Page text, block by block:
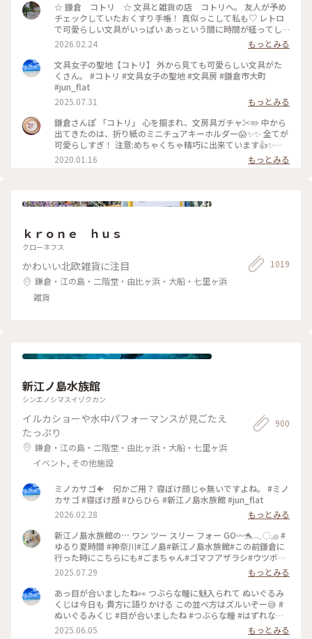
☆ 鎌倉 コトリ ☆ 文具と雑貨の店 コトリへ。 友人が予め
チェックしていたおくすり手帳！ 真似っこして私も♡ レトロ
で可愛らしい文具がいっぱい あっという間に時間が経ってし
まいます。 そして懲りずにまた、小さいファイルを買ってしま
った‥ #文具 #雑貨 #鎌倉 #鎌倉コトリ
2026.02.24
もっとみる
文具女子の聖地【コトリ】 外から見ても可愛らしい文具がた
くさん。 #コトリ #文具女子の聖地 #文具房 #鎌倉市大町
#jun_flat
2025.07.31
もっとみる
鎌倉さんぽ 「コトリ」 心を掴まれ、文房具ガチャ✂️✏️ 中から
出てきたのは、折り紙のミニチュアキーホルダー😱✨✨ 全てが
可愛らしすぎ！ 注意:めちゃくちゃ精巧に出来ています👍✨
集めたくなるやつです…笑。 #鎌倉#コトリ#ガチャガチャ#折
り紙
2020.01.16 もっとみる
ｋｒｏｎｅ ｈｕｓ
クローネフス
かわいい北欧雑貨に注目
鎌倉・江の島・二階堂・由比ヶ浜・大船・七里ヶ浜
雑貨
1019
新江ノ島水族館
シンエノシマスイゾクカン
イルカショーや水中パフォーマンスが見ごたえ
たっぷり
鎌倉・江の島・二階堂・由比ヶ浜・大船・七里ヶ浜
イベント, その他施設
900
ミノカサゴ🐠 何かご用？ 寝ぼけ顔じゃ無いですよね。 #ミノ
カサゴ #寝ぼけ顔 #ひらひら #新江ノ島水族館 #jun_flat
2026.02.28
もっとみる
新江ノ島水族館の⋯ ワン ツー スリー フォー GO〰️🐬𓂃◌𓈒𓐍 #
ゆるり夏時間 #神奈川#江ノ島#新江ノ島水族館#この前鎌倉に
行った時にこちらにも#ごまちゃん#ゴマフアザラシ#ウツボ#
お気に入りの3匹でピョンピョンしてる子たち#海岸バックで泳
ぐクラゲたち#イルカショー#シーキャンドルが見える✨️
2025.07.29
もっとみる
あっ目が合いましたね👀 つぶらな瞳に魅入られて ぬいぐるみ
くじは今日も 貴方に語りかける この並べ方はズルいぞー😅 #
ぬいぐるみくじ #目が合いましたね #つぶらな瞳 #はずれなし
#新江ノ島水族館 #jun_flut
2025.06.05 もっとみる